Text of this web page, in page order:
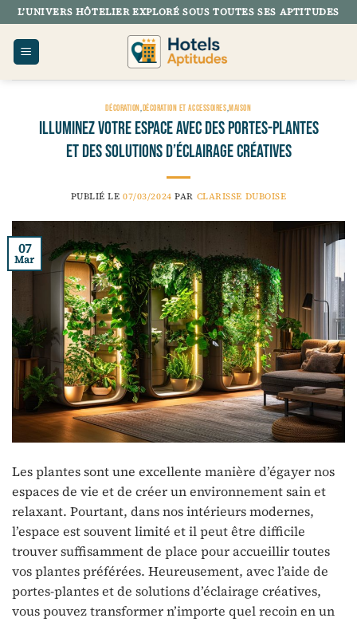
Passer
au
contenu
L’UNIVERS HÔTELIER EXPLORÉ SOUS TOUTES SES APTITUDES
DÉCORATION,DÉCORATION ET ACCESSOIRES,MAISON
Illuminez votre espace avec des portes-plantes
et des solutions d’éclairage créatives
PUBLIÉ LE07/03/2024 PAR CLARISSE DUBOISE
07
Mar
Les plantes sont une excellente manière d’égayer nos
espaces de vie et de créer un environnement sain et
relaxant. Pourtant, dans nos intérieurs modernes,
l’espace est souvent limité et il peut être difficile
trouver suffisamment de place pour accueillir toutes
vos plantes préférées. Heureusement, avec l’aide de
portes-plantes et de solutions d’éclairage créatives,
vous pouvez transformer n’importe quel recoin en un